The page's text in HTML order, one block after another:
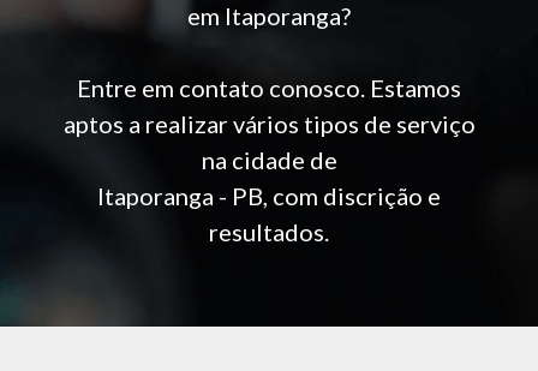
em Itaporanga?
Entre em contato conosco. Estamos
aptos a realizar vários tipos de serviço
na cidade de
Itaporanga - PB, com discrição e
resultados.